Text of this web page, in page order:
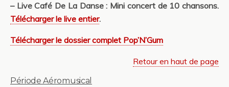
– Live Café De La Danse : Mini concert de 10 chansons.
Télécharger le live entier.
Télécharger le dossier complet Pop’N’Gum
Retour en haut de page
Période Aéromusical